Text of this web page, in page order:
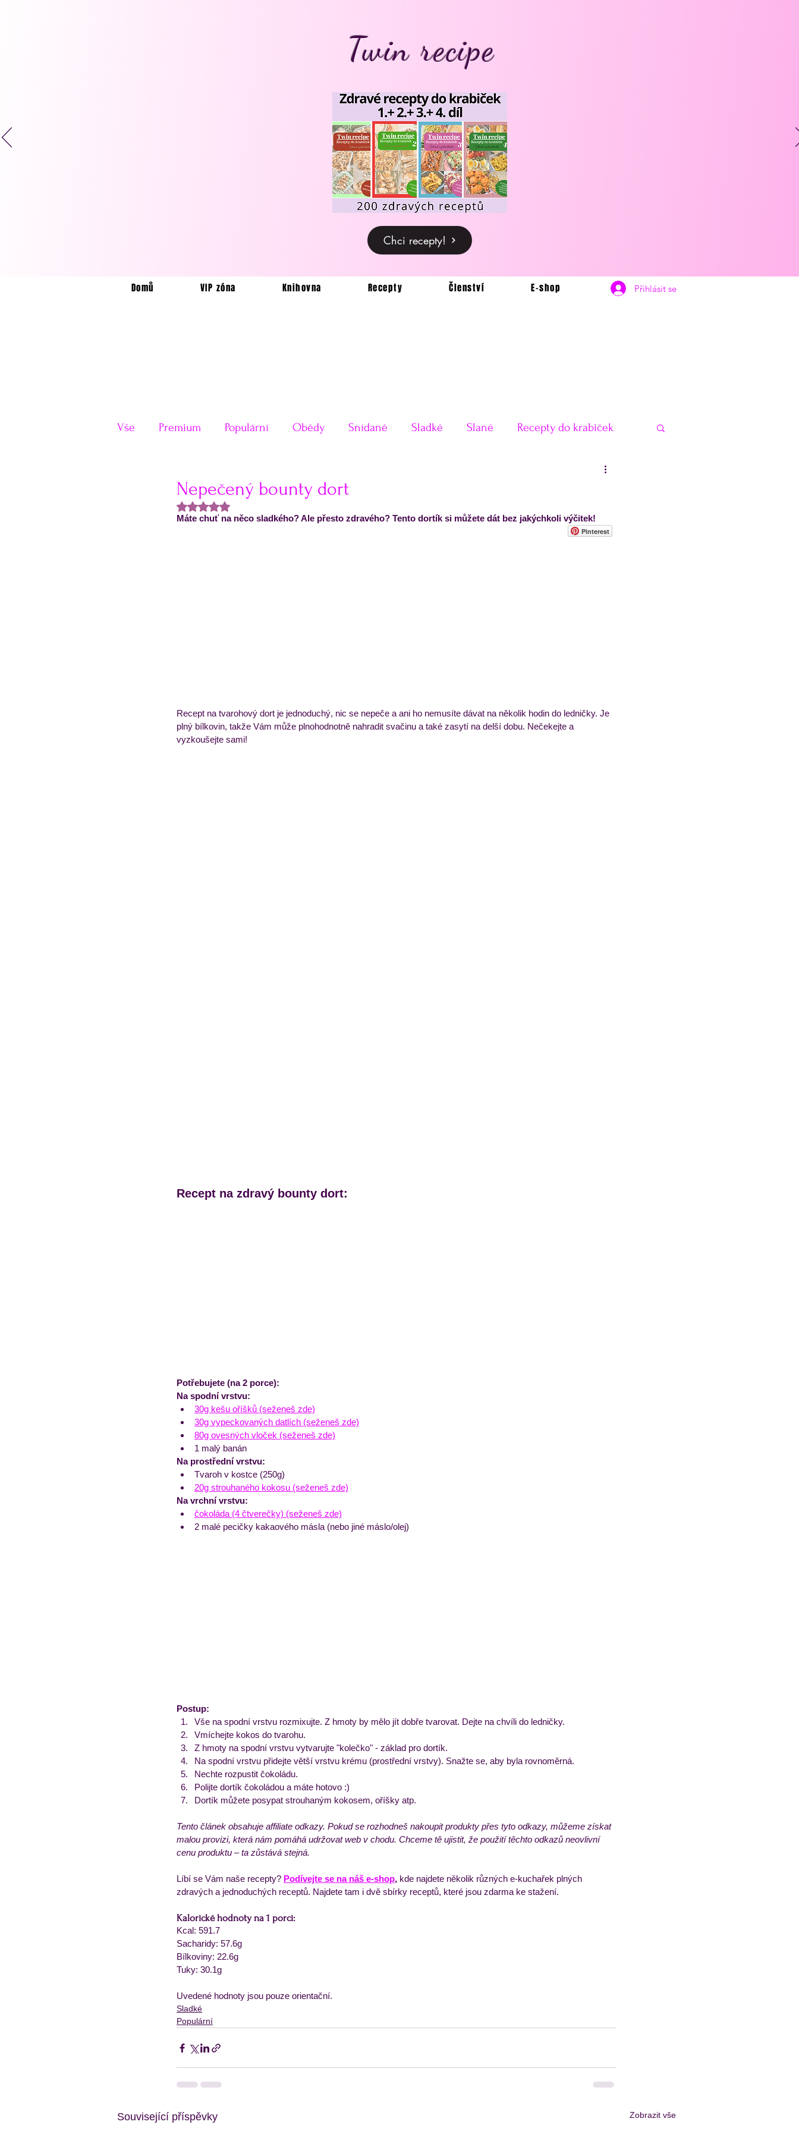
Twin recipe
Chci recepty!
Domů VIP zóna Knihovna Recepty Členství E-shop Přihlásit se
Vše Premium Populární Obědy Snídaně Sladké Slané Recepty do krabiček
Vánoce
Velikonoce Valentýn Testy receptů Pečení a vaření Příkladové jídelníčky na hubnutí
Nepečený bounty dort
Hodnoceno NaN z 5 hvězdiček.
Máte chuť na něco sladkého? Ale přesto zdravého? Tento dortík si můžete dát bez jakýchkoli výčitek!
Recept na tvarohový dort je jednoduchý, nic se nepeče a ani ho nemusíte dávat na několik hodin do ledničky. Je
plný bílkovin, takže Vám může plnohodnotně nahradit svačinu a také zasytí na delší dobu. Nečekejte a
vyzkoušejte sami!
Recept na zdravý bounty dort:
Potřebujete (na 2 porce):
Na spodní vrstvu:
30g kešu oříšků (seženeš zde)
30g vypeckovaných datlích (seženeš zde)
80g ovesných vloček (seženeš zde)
1 malý banán
Na prostřední vrstvu:
Tvaroh v kostce (250g)
20g strouhaného kokosu (seženeš zde)
Na vrchní vrstvu:
čokoláda (4 čtverečky) (seženeš zde)
2 malé pecičky kakaového másla (nebo jiné máslo/olej)
Postup:
Vše na spodní vrstvu rozmixujte. Z hmoty by mělo jít dobře tvarovat. Dejte na chvíli do ledničky.
Vmíchejte kokos do tvarohu.
Z hmoty na spodní vrstvu vytvarujte "kolečko" - základ pro dortík.
Na spodní vrstvu přidejte větší vrstvu krému (prostřední vrstvy). Snažte se, aby byla rovnoměrná.
Nechte rozpustit čokoládu.
Polijte dortík čokoládou a máte hotovo :)
Dortík můžete posypat strouhaným kokosem, oříšky atp.
Tento článek obsahuje affiliate odkazy. Pokud se rozhodneš nakoupit produkty přes tyto odkazy, můžeme získat
malou provizi, která nám pomáhá udržovat web v chodu. Chceme tě ujistit, že použití těchto odkazů neovlivní
cenu produktu – ta zůstává stejná.
Líbí se Vám naše recepty? Podívejte se na náš e-shop, kde najdete několik různých e-kuchařek plných
zdravých a jednoduchých receptů. Najdete tam i dvě sbírky receptů, které jsou zdarma ke stažení.
Kalorické hodnoty na 1 porci:
Kcal: 591.7
Sacharidy: 57.6g
Bílkoviny: 22.6g
Tuky: 30.1g
Uvedené hodnoty jsou pouze orientační.
Sladké
Populární
Související příspěvky Zobrazit vše
Pinterest